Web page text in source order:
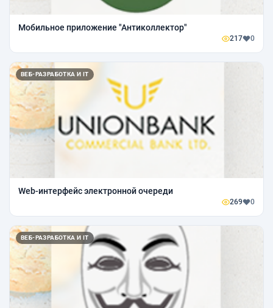
Мобильное приложение "Антиколлектор"
217 0
ВЕБ-РАЗРАБОТКА И IT
Web-интерфейс электронной очереди
269 0
ВЕБ-РАЗРАБОТКА И IT